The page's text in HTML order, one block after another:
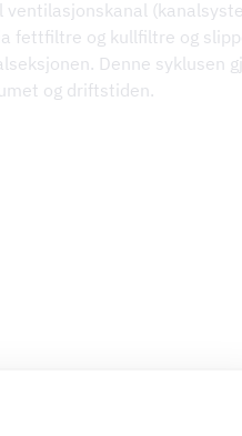
fettfiltre og kullfiltre og
Denne syklusen
og driftstiden.